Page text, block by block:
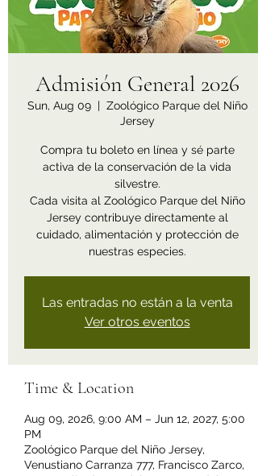
Admisión General 2026
Sun, Aug 09
  |
Zoológico Parque del Niño
Jersey
Compra tu boleto en línea y sé parte
activa de la conservación de la vida
silvestre.
Cada visita al Zoológico Parque del Niño
Jersey contribuye directamente al
cuidado, alimentación y protección de
nuestras especies.
Las entradas no están a la venta
Ver otros eventos
Time & Location
Aug 09, 2026, 9:00 AM – Jun 12, 2027, 5:00
PM
Zoológico Parque del Niño Jersey,
Venustiano Carranza 777, Francisco Zarco,